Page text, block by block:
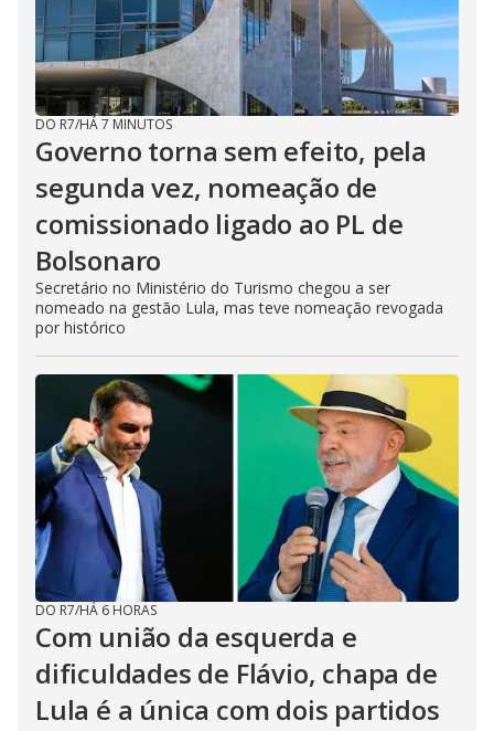
DO R7/HÁ 7 MINUTOS
Governo torna sem efeito, pela
segunda vez, nomeação de
comissionado ligado ao PL de
Bolsonaro
Secretário no Ministério do Turismo chegou a ser
nomeado na gestão Lula, mas teve nomeação revogada
por histórico
DO R7/HÁ 6 HORAS
Com união da esquerda e
dificuldades de Flávio, chapa de
Lula é a única com dois partidos